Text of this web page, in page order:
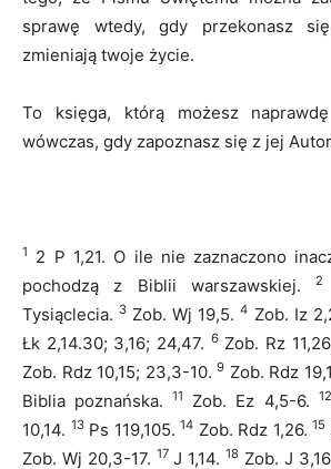
sprawę wtedy, gdy przekonasz
zmieniają twoje życie.
To księga, którą możesz
wówczas, gdy zapoznasz się z jej
1
2 P 1,21. O ile nie zaznaczono
pochodzą z Biblii warszawskiej.
2
Tysiąclecia. 3 Zob. Wj 19,5.4 Zob. Iz
Łk 2,14.30; 3,16; 24,47. 6Zob. Rz
Zob. Rdz 10,15; 23,3-10. 9 Zob. Rdz
Biblia poznańska.11 Zob. Ez 4,5-6. 12
10,14. 13Ps 119,105. 14 Zob. Rdz 1,26. 15
Zob. Wj 20,3-17. 17J 1,14.18 Zob. J